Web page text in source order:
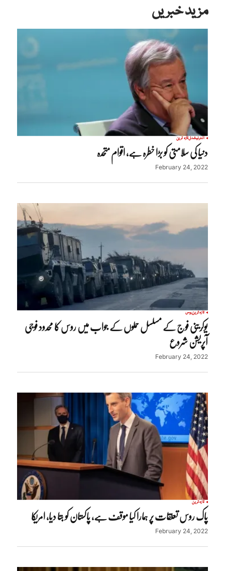
مزید خبریں
انٹرنیشنلتازہ ترین
دنیا کی سلامتی کو بڑا خطرہ ہے، اقوام متحدہ
February 24, 2022
تازہ ترینروس
یوکرینی فوج کے مسلسل حملوں کے جواب میں روس کا محدود فوجی
آپریشن شروع
February 24, 2022
تازہ ترین
پاک روس تعلقات پر ہمارا کیا موقف ہے، پاکستان کو بتا دیا، امریکا
February 24, 2022